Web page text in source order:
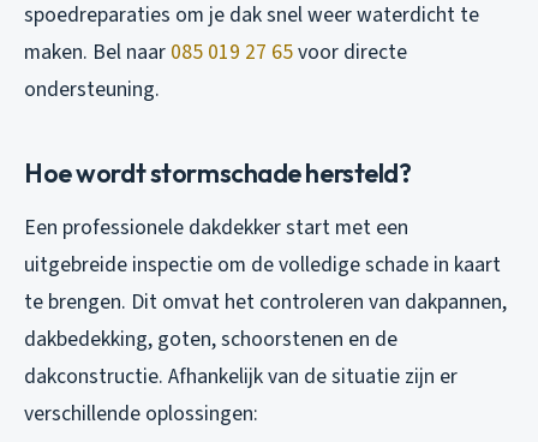
spoedreparaties om je dak snel weer waterdicht te
maken. Bel naar 085 019 27 65voor directe
ondersteuning.
Hoe wordt stormschade hersteld?
Een professionele dakdekker start met een
uitgebreide inspectie om de volledige schade in kaart
te brengen. Dit omvat het controleren van dakpannen,
dakbedekking, goten, schoorstenen en de
dakconstructie. Afhankelijk van de situatie zijn er
verschillende oplossingen: